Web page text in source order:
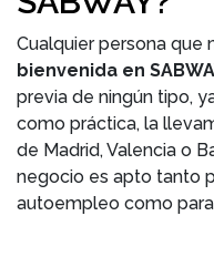
Cualquier persona que
bienvenida en
previa de ningún tipo,
como práctica, la
de Madrid, Valencia o
negocio es apto tanto
autoempleo como